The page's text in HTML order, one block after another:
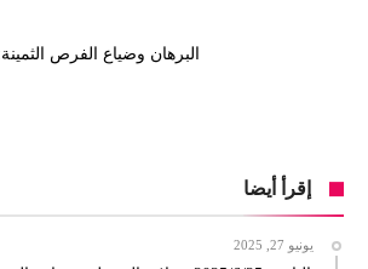
البرهان وضياع الفرص الثمينة:
إقرأ أيضا
يونيو 27, 2025